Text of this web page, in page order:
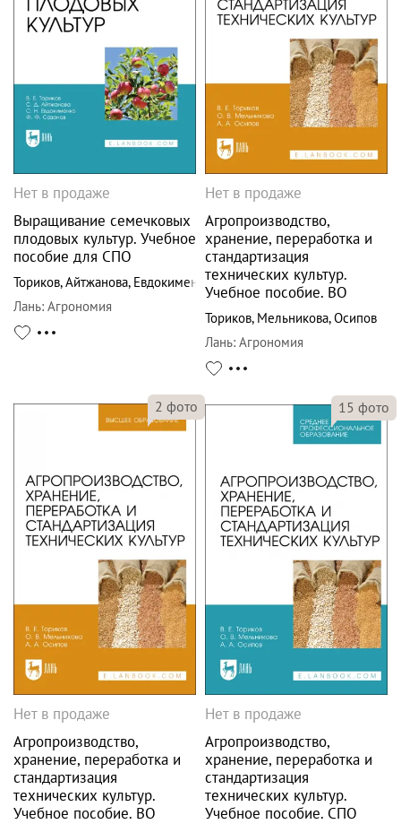
Нет в продаже
Выращивание семечковых
плодовых культур. Учебное
пособие для СПО
Ториков,Айтжанова, Евдокименко
Лань: Агрономия
Нет в продаже
Агропроизводство,
хранение, переработка и
стандартизация
технических культур.
Учебное пособие. ВО
Ториков, Мельникова,Осипов
Лань: Агрономия
2 фото
Нет в продаже
Агропроизводство,
хранение, переработка и
стандартизация
технических культур.
Учебное пособие. ВО
15 фото
Нет в продаже
Агропроизводство,
хранение, переработка и
стандартизация
технических культур.
Учебное пособие. СПО